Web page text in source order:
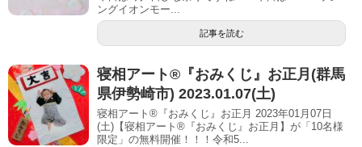
ングイオンモー...
記事を読む
寝相アート®︎『おみくじ』お正月(群馬
県伊勢崎市) 2023.01.07(土)
寝相アート®『おみくじ』お正月 2023年01月07日
(土)【寝相アート®︎『おみくじ』お正月】が「10名様
限定」の無料開催！！！令和5...